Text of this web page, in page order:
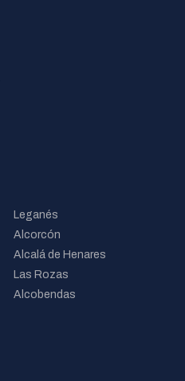
Leganés
Alcorcón
Alcalá de Henares
Las Rozas
Alcobendas